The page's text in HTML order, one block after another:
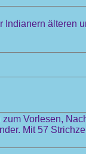
Indianern älteren
Vorlesen,
Mit 57